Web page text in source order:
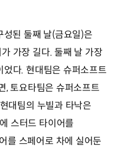
된 둘째 날(금요일)은
가장 길다. 둘째 날 가장
다. 현대팀은 슈퍼소프트
, 토요타팀은 슈퍼소프트
대팀의 누빌과 타낙은
스터드 타이어를
를 스페어로 차에 실어둔